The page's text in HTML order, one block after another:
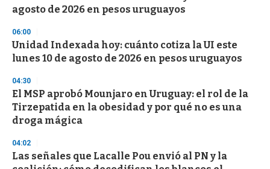
o
d
s
agosto de 2026 en pesos uruguayos
06:00
Unidad Indexada hoy: cuánto cotiza la UI este
lunes 10 de agosto de 2026 en pesos uruguayos
04:30
El MSP aprobó Mounjaro en Uruguay: el rol de la
Tirzepatida en la obesidad y por qué no es una
droga mágica
04:02
Las señales que Lacalle Pou envió al PN y la